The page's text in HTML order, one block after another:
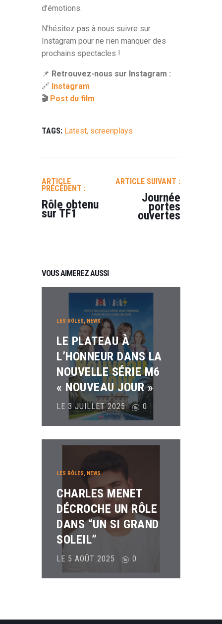
d’émotions.
N’hésitez pas à nous suivre sur
Instagram pour ne rien manquer des
prochains spectacles !
📌 Retrouvez-nous sur Instagram :
🔗 Instagram
🎬 Post du film
TAGS: Latest, screenplays
L’ARTICLE
ARTICLE
PRÉCÉDENT :
Rôle obtenu
sur TF1
ARTICLE SUIVANT :
Journée
portes
ouvertes
VOUS AIMEREZ AUSSI
LES RÔLES, NEWS
LE PLATEAU À
L’HONNEUR DANS LA
NOUVELLE SÉRIE M6
« NOUVEAU JOUR »
LE 3 JUILLET 2025 0
LES RÔLES, NEWS
CHARLES MENET
DÉCROCHE UN RÔLE
DANS “UN SI GRAND
SOLEIL”
LE 5 AOÛT 2025 0